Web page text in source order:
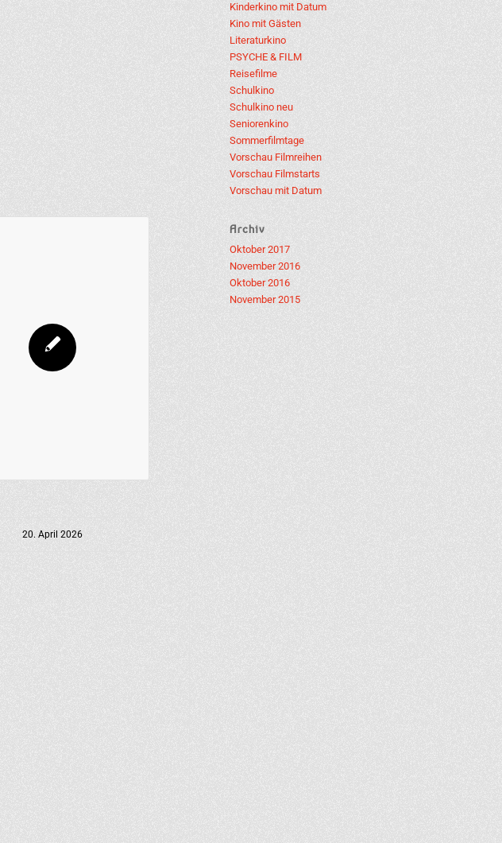
20. April 2026
Kinderkino mit Datum
Kino mit Gästen
Literaturkino
PSYCHE & FILM
Reisefilme
Schulkino
Schulkino neu
Seniorenkino
Sommerfilmtage
Vorschau Filmreihen
Vorschau Filmstarts
Vorschau mit Datum
Archiv
Oktober 2017
November 2016
Oktober 2016
November 2015